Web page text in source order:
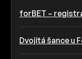
forBET –
Dvojitá šance u